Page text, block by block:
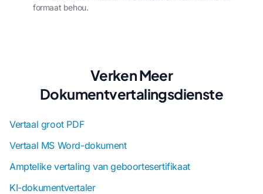
formaat behou.
Verken Meer
Dokumentvertalingsdienste
Vertaal groot PDF
Vertaal MS Word-dokument
Amptelike vertaling van geboortesertifikaat
KI-dokumentvertaler